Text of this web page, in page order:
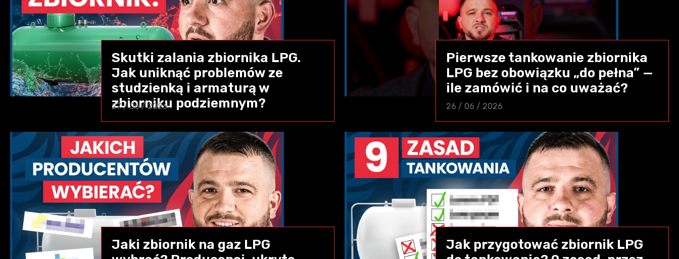
Skutki zalania zbiornika LPG.
Jak uniknąć problemów ze
studzienką i armaturą w
zbiorniku podziemnym?
27 / 06 / 2026
Pierwsze tankowanie zbiornika
LPG bez obowiązku „do pełna” —
ile zamówić i na co uważać?
26 / 06 / 2026
Jaki zbiornik na gaz LPG
Jak przygotować zbiornik LPG